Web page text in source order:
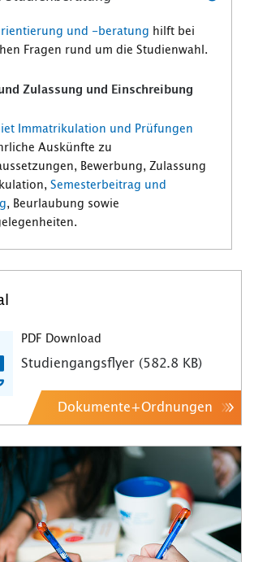
und -beratung hilft bei
Fragen rund um die Studienwahl.
Zulassung und Einschreibung
Immatrikulation und Prüfungen
Auskünfte zu
Bewerbung, Zulassung
Semesterbeitrag und
, Beurlaubung sowie
PDF Download
Studiengangsflyer (582.8 KB)
Dokumente+Ordnungen